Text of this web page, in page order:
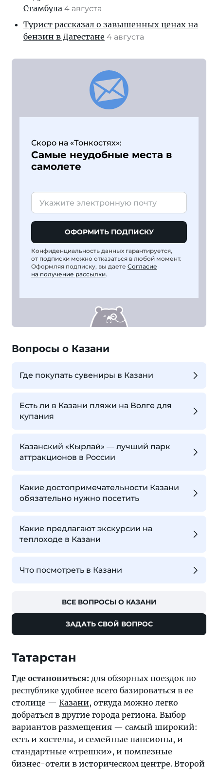
Стамбула 4 августа
Турист рассказал о завышенных ценах на
бензин в Дагестане 4 августа
Скоро на «Тонкостях»:
Самые неудобные места в
самолете
ОФОРМИТЬ ПОДПИСКУ
Конфиденциальность данных гарантируется,
от подписки можно отказаться в любой момент.
Оформляя подписку, вы даете Согласие
на получение рассылки.
Вопросы о Казани
Где покупать сувениры в Казани
Есть ли в Казани пляжи на Волге для
купания
Казанский «Кырлай» — лучший парк
аттракционов в России
Какие достопримечательности Казани
обязательно нужно посетить
Какие предлагают экскурсии на
теплоходе в Казани
Что посмотреть в Казани
ВСЕ ВОПРОСЫ О КАЗАНИ
ЗАДАТЬ СВОЙ ВОПРОС
Татарстан
Где остановиться: для обзорных поездок по
республике удобнее всего базироваться в ее
столице — Казани, откуда можно легко
добраться в другие города региона. Выбор
вариантов размещения — самый широкий:
есть и хостелы, и семейные пансионы, и
стандартные «трешки», и помпезные
бизнес-отели в историческом центре. Второй